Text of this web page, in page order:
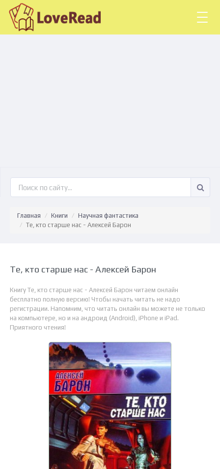
Главная Книги
Научная фантастика
Те, кто старше нас - Алексей Барон
Те, кто старше нас - Алексей Барон
Книгу Те, кто старше нас - Алексей Барон читаем онлайн
бесплатно полную версию! Чтобы начать читать не надо
регистрации. Напомним, что читать онлайн вы можете не только
на компьютере, но и на андроид (Android), iPhone и iPad.
Приятного чтения!